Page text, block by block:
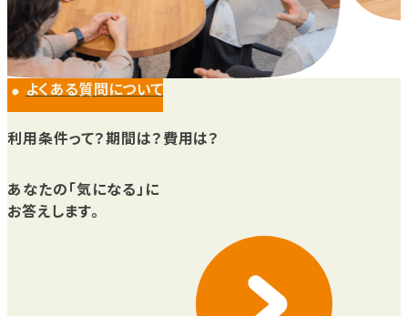
よくある質問について
利用条件って？期間は？費用は？
あなたの「気になる」に
お答えします。